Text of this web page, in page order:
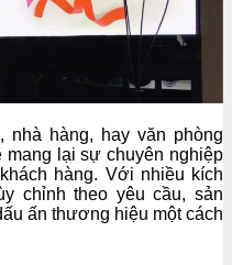
nhà hàng, hay văn phòng
mang lại sự chuyên nghiệp
hàng. Với nhiều kích
chỉnh theo yêu cầu, sản
ấn thương hiệu một cách